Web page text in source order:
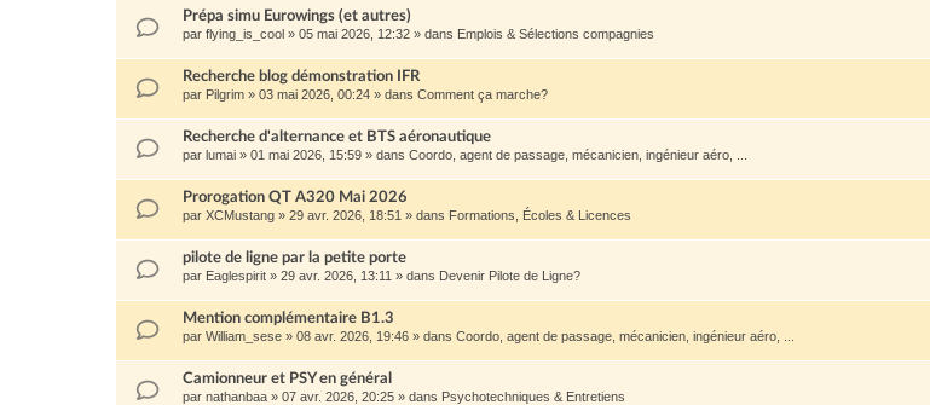
Prépa simu Eurowings (et autres)
par flying_is_cool » 05 mai 2026, 12:32 » dans Emplois & Sélections compagnies
Recherche blog démonstration IFR
par Pilgrim » 03 mai 2026, 00:24 » dans Comment ça marche?
Recherche d'alternance et BTS aéronautique
par lumai » 01 mai 2026, 15:59 » dans Coordo, agent de passage, mécanicien, ingénieur aéro, ...
Prorogation QT A320 Mai 2026
par XCMustang » 29 avr. 2026, 18:51 » dans Formations, Écoles & Licences
pilote de ligne par la petite porte
par Eaglespirit » 29 avr. 2026, 13:11 » dans Devenir Pilote de Ligne?
Mention complémentaire B1.3
par William_sese » 08 avr. 2026, 19:46 » dans Coordo, agent de passage, mécanicien, ingénieur aéro, ...
Camionneur et PSY en général
par nathanbaa » 07 avr. 2026, 20:25 » dans Psychotechniques & Entretiens